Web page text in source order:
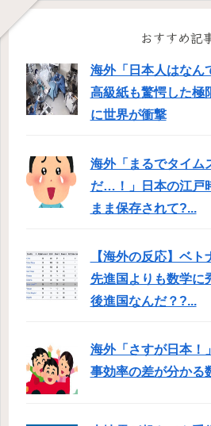
おすすめ記
海外「日本人はなん
高級紙も驚愕した極
に世界が衝撃
海外「まるでタイム
だ…！」日本の江戸
まま保存されて?...
【海外の反応】ベ
先進国よりも数学に
後進国なんだ？?...
海外「さすが日本！
事効率の差が分かる